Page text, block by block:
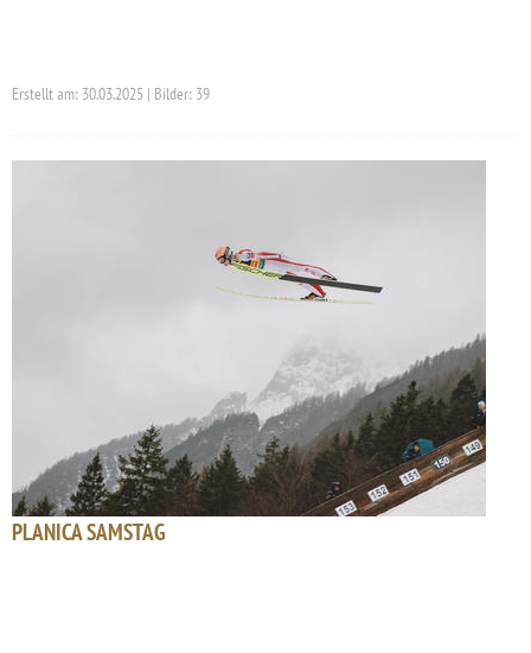
Erstellt am: 30.03.2025 | Bilder: 39
PLANICA SAMSTAG